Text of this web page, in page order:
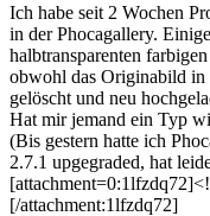
Ich habe seit 2 Wochen
in der Phocagallery.
halbtransparenten
obwohl das Originabild in
gelöscht und neu
Hat mir jemand ein Typ
(Bis gestern hatte ich
2.7.1 upgegraded, hat
[/attachment:1lfzdq72]